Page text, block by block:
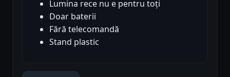
Lumina rece nu e pentru toți
Doar baterii
Fără telecomandă
Stand plastic